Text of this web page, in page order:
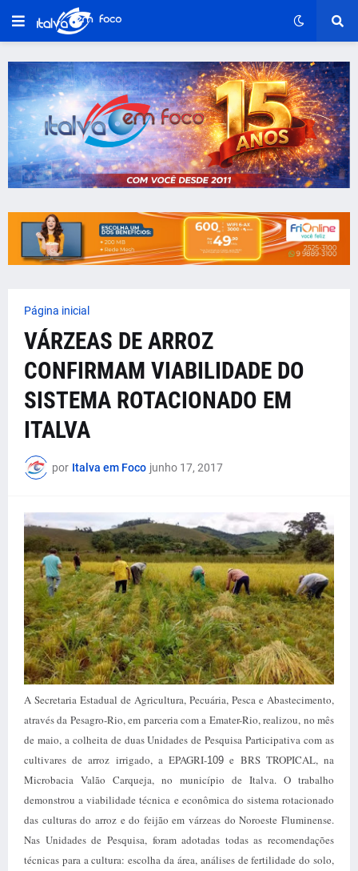
Página inicial
VÁRZEAS DE ARROZ
CONFIRMAM VIABILIDADE DO
SISTEMA ROTACIONADO EM
ITALVA
por Italva em Foco junho 17, 2017
A Secretaria Estadual de Agricultura, Pecuária, Pesca e Abastecimento,
através da Pesagro-Rio, em parceria com a Emater-Rio, realizou, no mês
de maio, a colheita de duas Unidades de Pesquisa Participativa com as
cultivares de arroz irrigado, a EPAGRI-109 e BRS TROPICAL, na
Microbacia Valão Carqueja, no município de Italva. O trabalho
demonstrou a viabilidade técnica e econômica do sistema rotacionado
das culturas do arroz e do feijão em várzeas do Noroeste Fluminense.
Nas Unidades de Pesquisa, foram adotadas todas as recomendações
técnicas para a cultura: escolha da área, análises de fertilidade do solo,